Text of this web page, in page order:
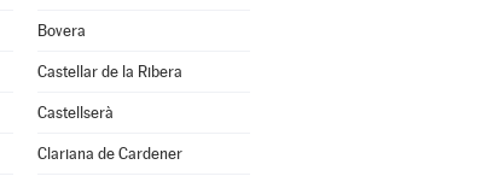
Bovera
Castellar de la Ribera
Castellserà
Clariana de Cardener